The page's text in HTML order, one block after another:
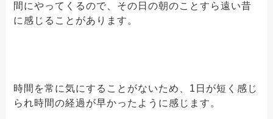
間にやってくるので、その日の朝のことすら遠い昔
に感じることがあります。
時間を常に気にすることがないため、1日が短く感じ
られ時間の経過が早かったように感じます。